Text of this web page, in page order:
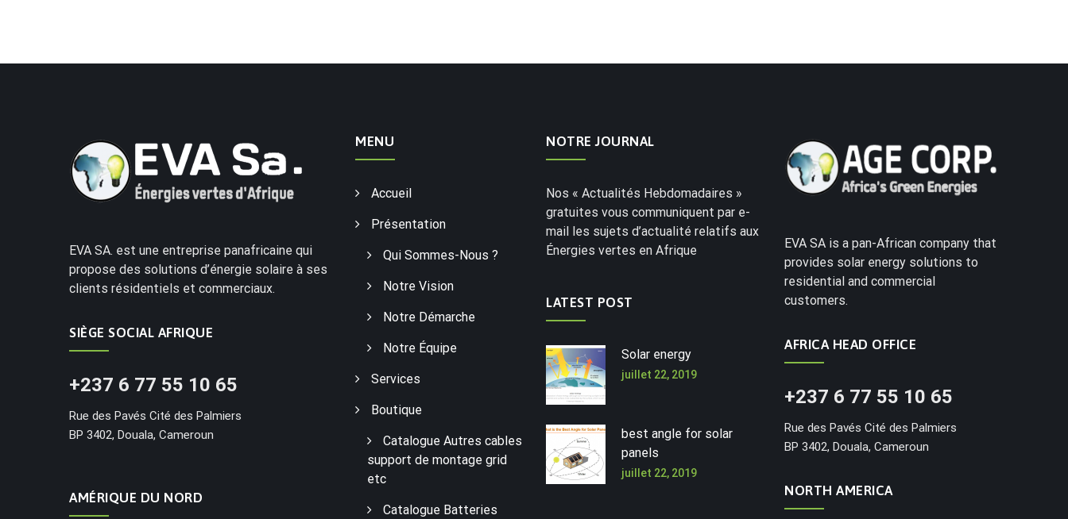
EVA SA. est une entreprise panafricaine qui
propose des solutions d’énergie solaire à ses
clients résidentiels et commerciaux.
SIÈGE SOCIAL AFRIQUE
+237 6 77 55 10 65
Rue des Pavés Cité des Palmiers
BP 3402, Douala, Cameroun
AMÉRIQUE DU NORD
MENU
Accueil
Présentation
Qui Sommes-Nous ?
Notre Vision
Notre Démarche
Notre Équipe
Services
Boutique
Catalogue Autres cables
support de montage grid
etc
Catalogue Batteries
NOTRE JOURNAL
Nos « Actualités Hebdomadaires »
gratuites vous communiquent par e-
mail les sujets d’actualité relatifs aux
Énergies vertes en Afrique
LATEST POST
Solar energy
juillet 22, 2019
best angle for solar
panels
juillet 22, 2019
EVA SA is a pan-African company that
provides solar energy solutions to
residential and commercial
customers.
AFRICA HEAD OFFICE
+237 6 77 55 10 65
Rue des Pavés Cité des Palmiers
BP 3402, Douala, Cameroun
NORTH AMERICA